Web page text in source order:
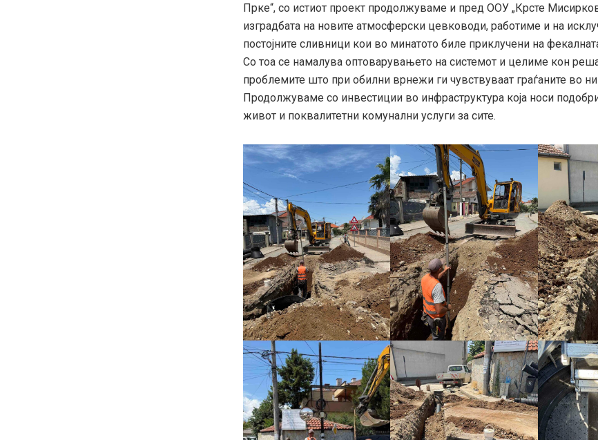
Прке“, со истиот проект продолжуваме и пред ООУ „Крсте
изградбата на новите атмосферски цевководи, работиме и на
постојните сливници кои во минатото биле приклучени на
Со тоа се намалува оптоварувањето на системот и целиме кон
проблемите што при обилни врнежи ги чувствуваат граѓаните во
Продолжуваме со инвестиции во инфраструктура која носи
живот и поквалитетни комунални услуги за сите.